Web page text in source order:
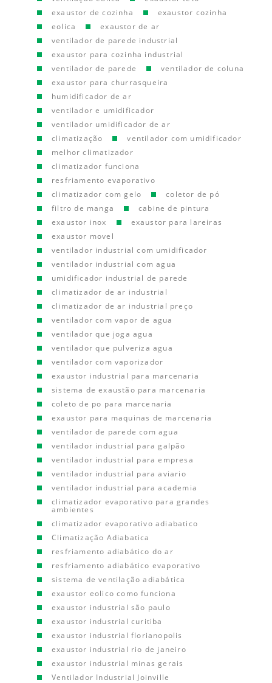
exaustor de cozinha
exaustor cozinha
eolica
exaustor de ar
ventilador de parede industrial
exaustor para cozinha industrial
ventilador de parede
ventilador de coluna
exaustor para churrasqueira
humidificador de ar
ventilador e umidificador
ventilador umidificador de ar
climatização
ventilador com umidificador
melhor climatizador
climatizador funciona
resfriamento evaporativo
climatizador com gelo
coletor de pó
filtro de manga
cabine de pintura
exaustor inox
exaustor para lareiras
exaustor movel
ventilador industrial com umidificador
ventilador industrial com agua
umidificador industrial de parede
climatizador de ar industrial
climatizador de ar industrial preço
ventilador com vapor de agua
ventilador que joga agua
ventilador que pulveriza agua
ventilador com vaporizador
exaustor industrial para marcenaria
sistema de exaustão para marcenaria
coleto de po para marcenaria
exaustor para maquinas de marcenaria
ventilador de parede com agua
ventilador industrial para galpão
ventilador industrial para empresa
ventilador industrial para aviario
ventilador industrial para academia
climatizador evaporativo para grandes
ambientes
climatizador evaporativo adiabatico
Climatização Adiabatica
resfriamento adiabático do ar
resfriamento adiabático evaporativo
sistema de ventilação adiabática
exaustor eolico como funciona
exaustor industrial são paulo
exaustor industrial curitiba
exaustor industrial florianopolis
exaustor industrial rio de janeiro
exaustor industrial minas gerais
Ventilador Industrial Joinville